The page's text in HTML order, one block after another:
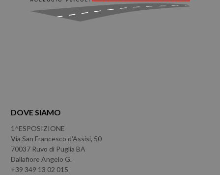
DOVE SIAMO
1^ESPOSIZIONE
Via San Francesco d'Assisi, 50
70037 Ruvo di Puglia BA
Dallafiore Angelo G.
+39 349 13 02 015